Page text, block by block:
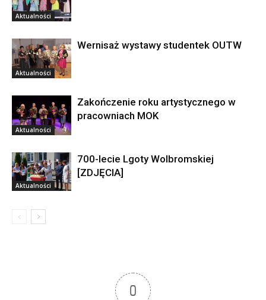
Aktualności
Aktualności
Wernisaż wystawy studentek OUTW
Aktualności
Zakończenie roku artystycznego w
pracowniach MOK
Aktualności
700-lecie Lgoty Wolbromskiej
[ZDJĘCIA]
0